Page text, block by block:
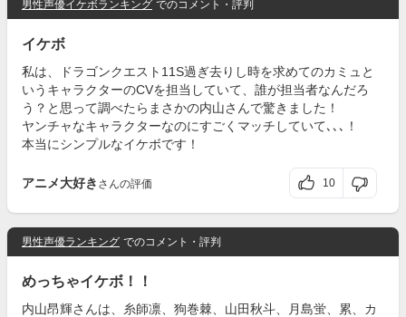
男性声優イケボランキング でのコメント・評判
イケボ
私は、ドラゴンクエスト11S過ぎ去りし時を求めてのカミュと
いうキャラクターのCVを担当していて、誰が担当者なんだろ
う？と思って調べたらまさかの内山さんで驚きました！
ヤンチャなキャラクターなのにすごくマッチしていて､､､！
本当にシンプルなイケボです！
アニメ大好き さんの評価 10
男性声優ランキング でのコメント・評判
めっちゃイケボ！！
内山昂輝さんは、糸師凛、狗巻棘、山田秋斗、月島蛍、累、カ